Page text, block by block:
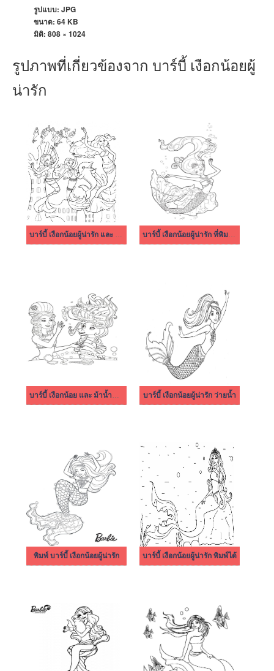
รูปแบบ: JPG
ขนาด: 64 KB
มิติ: 808 × 1024
รูปภาพที่เกี่ยวข้องจาก บาร์บี้ เงือกน้อยผู้
น่ารัก
บาร์บี้ เงือกน้อยผู้น่ารัก และ เพื่อนๆ ของเธอ บาร์บี้ เงือกน้อยผู้น่ารัก ที่พิมพ์ได้ฟรี
บาร์บี้ เงือกน้อย และ ม้าน้ำหนึ่งตัว บาร์บี้ เงือกน้อยผู้น่ารัก ว่ายน้ำ
พิมพ์ บาร์บี้ เงือกน้อยผู้น่ารัก บาร์บี้ เงือกน้อยผู้น่ารัก พิมพ์ได้